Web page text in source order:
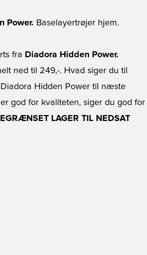
Power. Baselayertrøjer hjem.
fra Diadora Hidden Power.
ned til 249,-. Hvad siger du til
Hidden Power til næste
god for kvaliteten, siger du god for
LAGER TIL NEDSAT